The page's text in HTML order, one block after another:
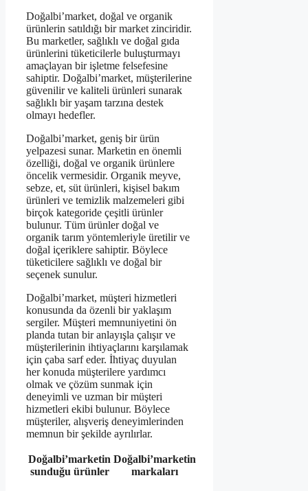
Doğalbi’market, doğal ve organik
ürünlerin satıldığı bir market zinciridir.
Bu marketler, sağlıklı ve doğal gıda
ürünlerini tüketicilerle buluşturmayı
amaçlayan bir işletme felsefesine
sahiptir. Doğalbi’market, müşterilerine
güvenilir ve kaliteli ürünleri sunarak
sağlıklı bir yaşam tarzına destek
olmayı hedefler.
Doğalbi’market, geniş bir ürün
yelpazesi sunar. Marketin en önemli
özelliği, doğal ve organik ürünlere
öncelik vermesidir. Organik meyve,
sebze, et, süt ürünleri, kişisel bakım
ürünleri ve temizlik malzemeleri gibi
birçok kategoride çeşitli ürünler
bulunur. Tüm ürünler doğal ve
organik tarım yöntemleriyle üretilir ve
doğal içeriklere sahiptir. Böylece
tüketicilere sağlıklı ve doğal bir
seçenek sunulur.
Doğalbi’market, müşteri hizmetleri
konusunda da özenli bir yaklaşım
sergiler. Müşteri memnuniyetini ön
planda tutan bir anlayışla çalışır ve
müşterilerinin ihtiyaçlarını karşılamak
için çaba sarf eder. İhtiyaç duyulan
her konuda müşterilere yardımcı
olmak ve çözüm sunmak için
deneyimli ve uzman bir müşteri
hizmetleri ekibi bulunur. Böylece
müşteriler, alışveriş deneyimlerinden
memnun bir şekilde ayrılırlar.
Doğalbi’marketin
sunduğu ürünler
Doğalbi’marketin
markaları